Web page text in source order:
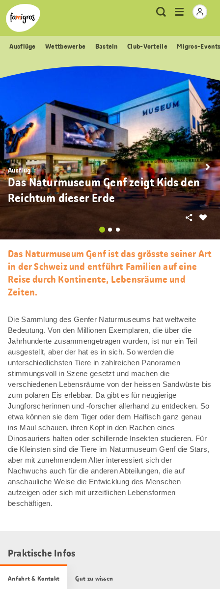
Sprungmarken
Navigation
Header
Logo
Meta
Navigation
Suche
Menu
öffnen
Ausflüge Wettbewerbe Basteln Club-Vorteile Migros-
Ausflug
Das Naturmuseum Genf zeigt Kids den
Reichtum dieser Erde
Teilen
Das Naturmuseum Genf ist das grösste seiner Art
in der Schweiz und entführt Familien auf eine
Reise durch Kontinente, Lebensräume und
Zeiten.
Die Sammlung des Genfer Naturmuseums hat weltweite
Bedeutung. Von den Millionen Exemplaren, die über die
Jahrhunderte zusammengetragen wurden, ist nur ein Teil
ausgestellt, aber der hat es in sich. So werden die
unterschiedlichsten Tiere in zahlreichen Panoramen
stimmungsvoll in Szene gesetzt und machen die
verschiedenen Lebensräume von der heissen Sandwüste bis
zum polaren Eis erlebbar. Da gibt es für neugierige
Jungforscherinnen und -forscher allerhand zu entdecken. So
etwa können sie dem Tiger oder dem Haifisch ganz genau
ins Maul schauen, ihren Kopf in den Rachen eines
Dinosauriers halten oder schillernde Insekten studieren. Für
die Kleinsten sind die Tiere im Naturmuseum Genf die Stars,
aber mit zunehmendem Alter interessiert sich der
Nachwuchs auch für die anderen Abteilungen, die auf
anschauliche Weise die Entwicklung des Menschen
aufzeigen oder sich mit urzeitlichen Lebensformen
beschäftigen.
Praktische Infos
Anfahrt & Kontakt Gut zu wissen